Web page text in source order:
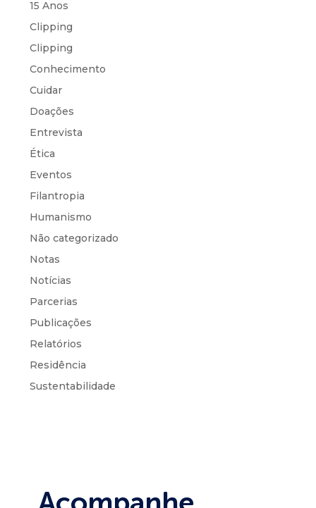
15 Anos
Clipping
Clipping
Conhecimento
Cuidar
Doações
Entrevista
Ética
Eventos
Filantropia
Humanismo
Não categorizado
Notas
Notícias
Parcerias
Publicações
Relatórios
Residência
Sustentabilidade